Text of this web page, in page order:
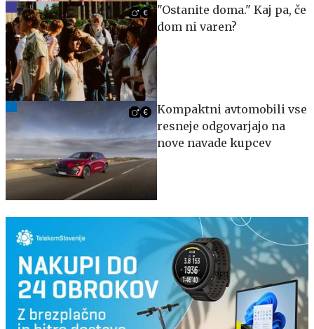
"Ostanite doma." Kaj pa, če
dom ni varen?
Kompaktni avtomobili vse
resneje odgovarjajo na
nove navade kupcev